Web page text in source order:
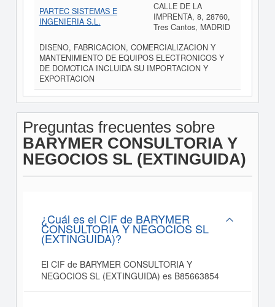
PARTEC SISTEMAS E
INGENIERIA S.L.
CALLE DE LA
IMPRENTA, 8, 28760,
Tres Cantos, MADRID
DISENO, FABRICACION, COMERCIALIZACION Y
MANTENIMIENTO DE EQUIPOS ELECTRONICOS Y
DE DOMOTICA INCLUIDA SU IMPORTACION Y
EXPORTACION
Preguntas frecuentes sobre
BARYMER CONSULTORIA Y
NEGOCIOS SL (EXTINGUIDA)
¿Cuál es el CIF de BARYMER
CONSULTORIA Y NEGOCIOS SL
(EXTINGUIDA)?
El CIF de BARYMER CONSULTORIA Y
NEGOCIOS SL (EXTINGUIDA) es B85663854